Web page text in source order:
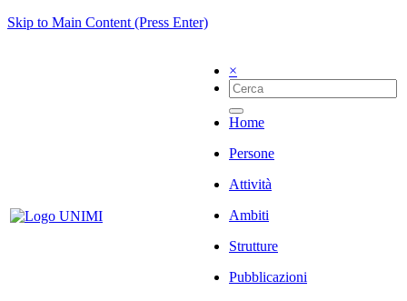
Skip to Main Content (Press Enter)
×
Home
Persone
Attività
Ambiti
Strutture
Pubblicazioni